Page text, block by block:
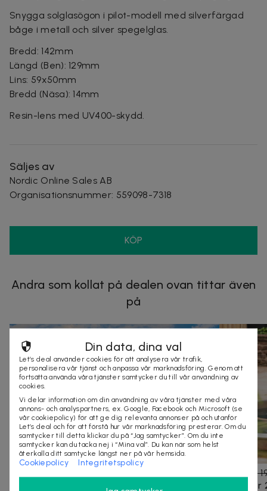
Snygga solglasögon i pilot-modell med silverfärgad
båge i metall och silver spegelglas.
Bredd: 142mm
Längd (Ben): 129mm
Lins: 59x50mm
Bredd (Näsa): 14mm
Resin-lens med UV400-skydd.
Säljes av
Nordic Online Sales AB
Organisationsnummer: 559098-7318
KÖP
Andra som kollat på dealen ovan tittar även
på
Bilsemester till Venedig inkl. färja & hotell för
2
1 natt
Din data, dina val
Let’s deal använder cookies för att analysera vår trafik,
personalisera vår tjänst och anpassa vår marknadsföring. Genom att
fortsätta använda våra tjänster samtycker du till vår användning av
cookies.
Vi delar information om din användning av våra tjänster med våra
annons- och analyspartners, ex. Google, Facebook och Microsoft (se
vår cookiepolicy) för att ge dig relevanta annonser på och utanför
Let’s deal och för att förstå hur vår marknadsföring presterar. Om du
samtycker till detta klickar du på “Jag samtycker”. Om du inte
samtycker kan du tacka nej i “Mina val”. Du kan när som helst
återkalla ditt samtycke längst ner på vår hemsida.
Cookiepolicy Integritetspolicy